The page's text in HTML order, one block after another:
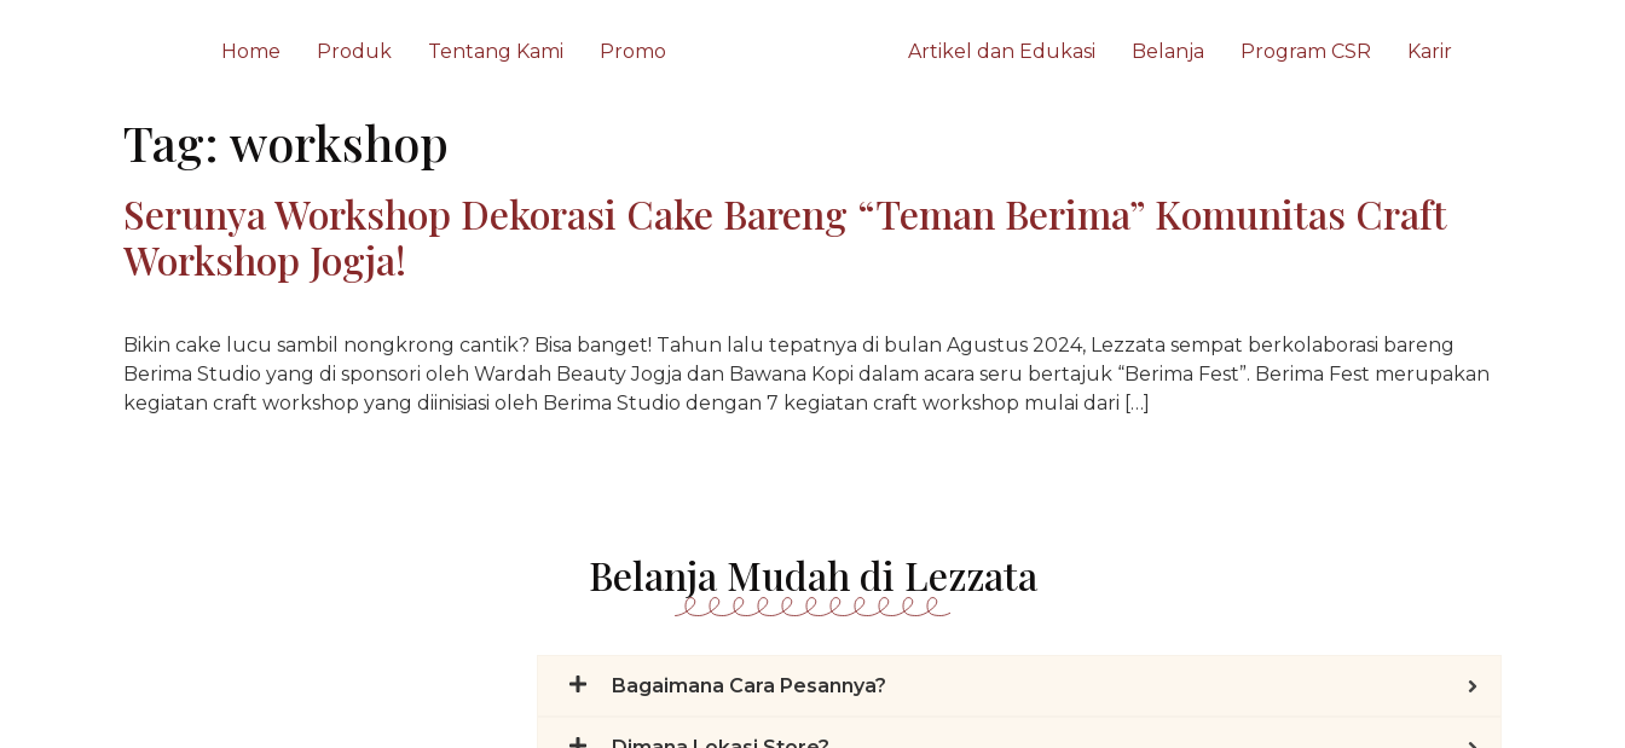
Home Produk Tentang Kami Promo Artikel dan Edukasi Belanja Program CSR Karir
Tag: workshop
Serunya Workshop Dekorasi Cake Bareng “Teman Berima” Komunitas Craft
Workshop Jogja!
Bikin cake lucu sambil nongkrong cantik? Bisa banget! Tahun lalu tepatnya di bulan Agustus 2024, Lezzata sempat berkolaborasi bareng
Berima Studio yang di sponsori oleh Wardah Beauty Jogja dan Bawana Kopi dalam acara seru bertajuk “Berima Fest”. Berima Fest merupakan
kegiatan craft workshop yang diinisiasi oleh Berima Studio dengan 7 kegiatan craft workshop mulai dari […]
Belanja Mudah di Lezzata
Bagaimana Cara Pesannya?